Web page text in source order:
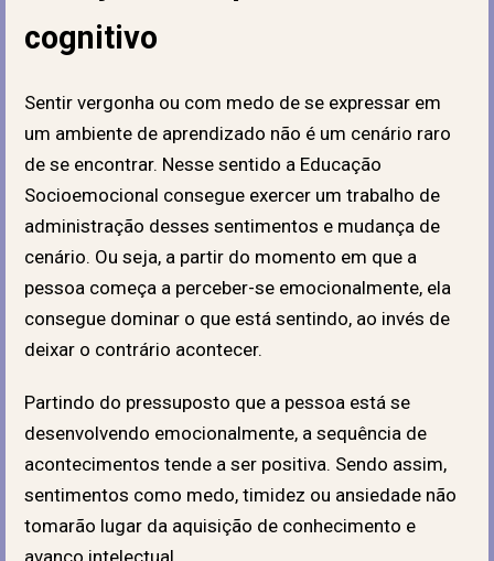
cognitivo
Sentir vergonha ou com medo de se expressar em
um ambiente de aprendizado não é um cenário raro
de se encontrar. Nesse sentido a Educação
Socioemocional consegue exercer um trabalho de
administração desses sentimentos e mudança de
cenário. Ou seja, a partir do momento em que a
pessoa começa a perceber-se emocionalmente, ela
consegue dominar o que está sentindo, ao invés de
deixar o contrário acontecer.
Partindo do pressuposto que a pessoa está se
desenvolvendo emocionalmente, a sequência de
acontecimentos tende a ser positiva. Sendo assim,
sentimentos como medo, timidez ou ansiedade não
tomarão lugar da aquisição de conhecimento e
avanço intelectual.